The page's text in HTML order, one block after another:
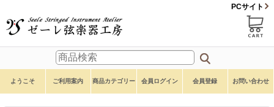
PCサイト
ようこそ ご利用案内 商品カテゴリー 会員ログイン 会員登録 お問い合わせ